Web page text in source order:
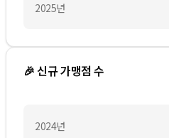
2025년
🎉 신규 가맹점 수
2024년